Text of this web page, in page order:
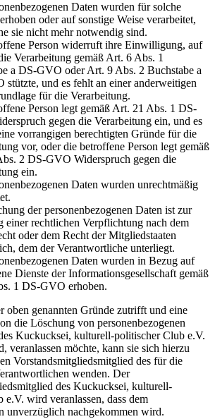
Daten wurden für solche
oder auf sonstige Weise verarbeitet,
sie nicht mehr notwendig sind.
Person widerruft ihre Einwilligung, auf
Verarbeitung gemäß Art. 6 Abs. 1
a DS-GVO oder Art. 9 Abs. 2 Buchstabe a
stützte, und es fehlt an einer anderweitigen
für die Verarbeitung.
Person legt gemäß Art. 21 Abs. 1 DS-
gegen die Verarbeitung ein, und es
vorrangigen berechtigten Gründe für die
vor, oder die betroffene Person legt gemäß
2 DS-GVO Widerspruch gegen die
ein.
Daten wurden unrechtmäßig
der personenbezogenen Daten ist zur
einer rechtlichen Verpflichtung nach dem
oder dem Recht der Mitgliedstaaten
dem der Verantwortliche unterliegt.
Daten wurden in Bezug auf
Dienste der Informationsgesellschaft gemäß
1 DS-GVO erhoben.
oben genannten Gründe zutrifft und eine
die Löschung von personenbezogenen
Kuckucksei, kulturell-politischer Club e.V.
veranlassen möchte, kann sie sich hierzu
Vorstandsmitgliedsmitglied des für die
wenden. Der
des Kuckucksei, kulturell-
e.V. wird veranlassen, dass dem
unverzüglich nachgekommen wird.